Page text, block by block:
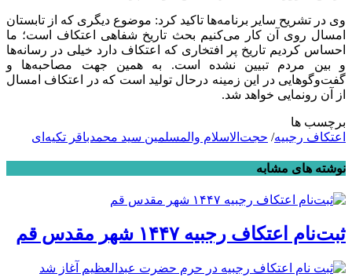
وی در تشریح سایر برنامه‌ها تاکید کرد: موضوع دیگری که از تابستان
امسال روی آن کار می‌کنیم بحث تاریخ شفاهی اعتکاف است؛ ما
احساس کردیم تاریخ پر افتخاری که اعتکاف دارد خیلی در رسانه‌ها
و بین مردم تبیین نشده است. به همین جهت مصاحبه‌ها و
گفت‌وگوهایی در این زمینه درحال تولید است که در اعتکاف امسال
از آن رونمایی خواهد شد.
برچسب ها
اعتکاف رجبیه/ حجت‌الاسلام والمسلمین سید محمدباقر تکیه‌ای
نوشته های مشابه
ثبت‌نام اعتکاف رجبیه ۱۴۴۷ شهر مقدس قم